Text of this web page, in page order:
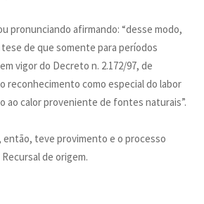
pronunciando afirmando: “desse modo,
de que somente para períodos
vigor do Decreto n. 2.172/97, de
reconhecimento como especial do labor
ao calor proveniente de fontes naturais”.
então, teve provimento e o processo
de origem.